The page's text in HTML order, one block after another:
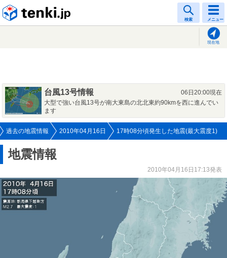
検索 メニュー
現在地
台風13号情報
06日20:00現在
大型で強い台風13号が南大東島の北北東約90kmを西に進んでい
ます
過去の地震情報 2010年04月16日 17時08分頃発生した地震(最大震度1)
地震情報
2010年04月16日17:13発表